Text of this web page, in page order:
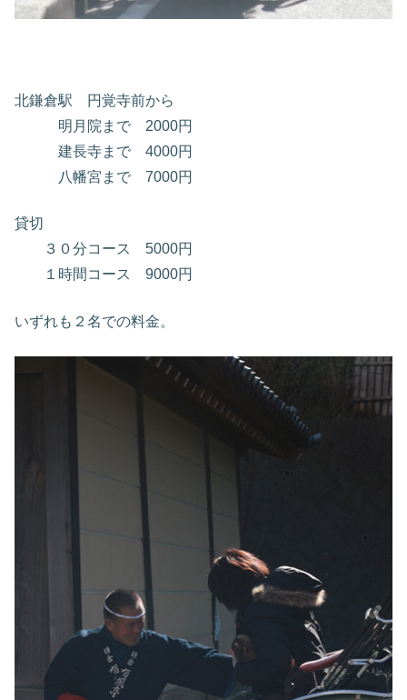
北鎌倉駅 円覚寺前から
明月院まで 2000円
建長寺まで 4000円
八幡宮まで 7000円
貸切
３０分コース 5000円
１時間コース 9000円
いずれも２名での料金。